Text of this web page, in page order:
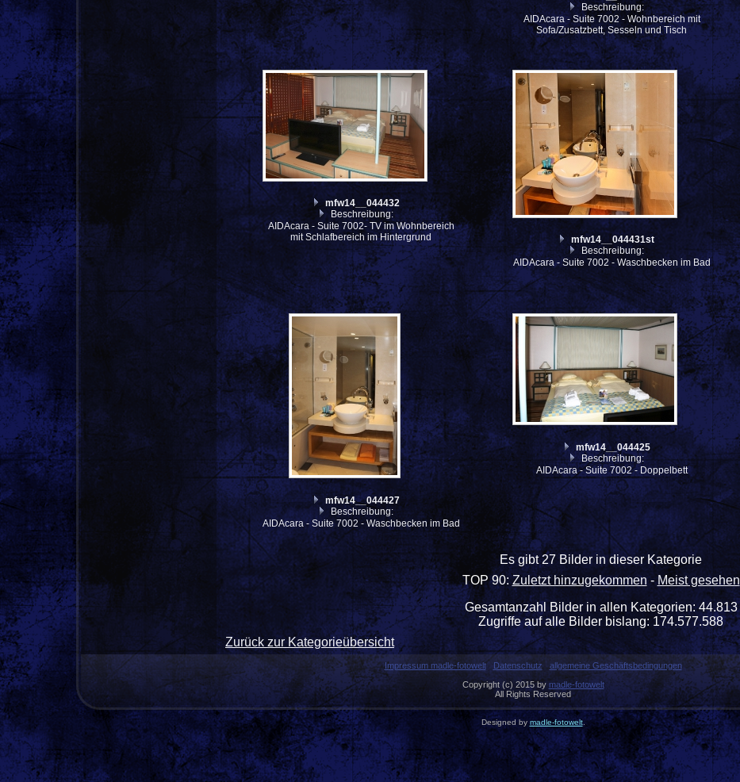
Beschreibung:
AIDAcara - Suite 7002 - Wohnbereich mit
Sofa/Zusatzbett, Sesseln und Tisch
mfw14__044432
Beschreibung:
AIDAcara - Suite 7002- TV im Wohnbereich
mit Schlafbereich im Hintergrund
mfw14__044431st
Beschreibung:
AIDAcara - Suite 7002 - Waschbecken im Bad
mfw14__044427
Beschreibung:
AIDAcara - Suite 7002 - Waschbecken im Bad
mfw14__044425
Beschreibung:
AIDAcara - Suite 7002 - Doppelbett
Es gibt 27 Bilder in dieser Kategorie
TOP 90: Zuletzt hinzugekommen-Meist gesehen
Gesamtanzahl Bilder in allen Kategorien: 44.813
Zugriffe auf alle Bilder bislang: 174.577.588
Zurück zur Kategorieübersicht
Impressum madle-fotowelt Datenschutz
allgemeine Geschäftsbedingungen
Copyright (c) 2015 by madle-fotowelt
All Rights Reserved
Designed by madle-fotowelt.